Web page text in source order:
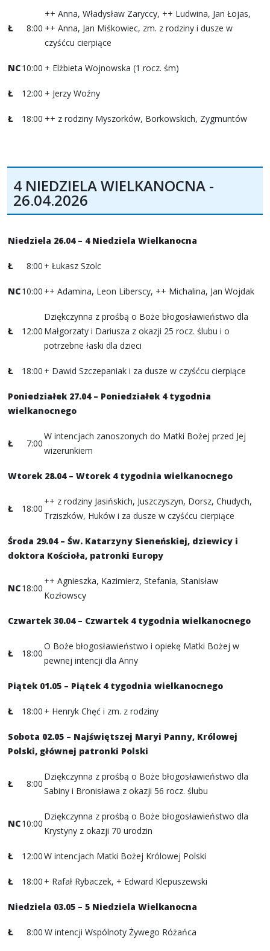
Ł 8:00
++ Anna, Władysław Zaryccy, ++ Ludwina, Jan Łojas,
++ Anna, Jan Miśkowiec, zm. z rodziny i dusze w
czyśćcu cierpiące
NC10:00 + Elżbieta Wojnowska (1 rocz. śm)
Ł 12:00 + Jerzy Woźny
Ł 18:00 ++ z rodziny Myszorków, Borkowskich, Zygmuntów
4 NIEDZIELA WIELKANOCNA -
26.04.2026
Niedziela 26.04 – 4 Niedziela Wielkanocna
Ł 8:00 + Łukasz Szolc
NC10:00 ++ Adamina, Leon Liberscy, ++ Michalina, Jan Wojdak
Ł 12:00
Dziękczynna z prośbą o Boże błogosławieństwo dla
Małgorzaty i Dariusza z okazji 25 rocz. ślubu i o
potrzebne łaski dla dzieci
Ł 18:00 + Dawid Szczepaniak i za dusze w czyśćcu cierpiące
Poniedziałek 27.04 – Poniedziałek 4 tygodnia
wielkanocnego
Ł 7:00
W intencjach zanoszonych do Matki Bożej przed Jej
wizerunkiem
Wtorek 28.04 – Wtorek 4 tygodnia wielkanocnego
Ł 18:00
++ z rodziny Jasińskich, Juszczyszyn, Dorsz, Chudych,
Trziszków, Huków i za dusze w czyśćcu cierpiące
Środa 29.04 – Św. Katarzyny Sieneńskiej, dziewicy i
doktora Kościoła, patronki Europy
NC18:00
++ Agnieszka, Kazimierz, Stefania, Stanisław
Kozłowscy
Czwartek 30.04 – Czwartek 4 tygodnia wielkanocnego
Ł 18:00
O Boże błogosławieństwo i opiekę Matki Bożej w
pewnej intencji dla Anny
Piątek 01.05 – Piątek 4 tygodnia wielkanocnego
Ł 18:00 + Henryk Chęć i zm. z rodziny
Sobota 02.05 – Najświętszej Maryi Panny, Królowej
Polski, głównej patronki Polski
Ł 8:00
Dziękczynna z prośbą o Boże błogosławieństwo dla
Sabiny i Bronisława z okazji 56 rocz. ślubu
NC10:00
Dziękczynna z prośbą o Boże błogosławieństwo dla
Krystyny z okazji 70 urodzin
Ł 12:00W intencjach Matki Bożej Królowej Polski
Ł 18:00 + Rafał Rybaczek, + Edward Klepuszewski
Niedziela 03.05 – 5 Niedziela Wielkanocna
Ł 8:00 W intencji Wspólnoty Żywego Różańca